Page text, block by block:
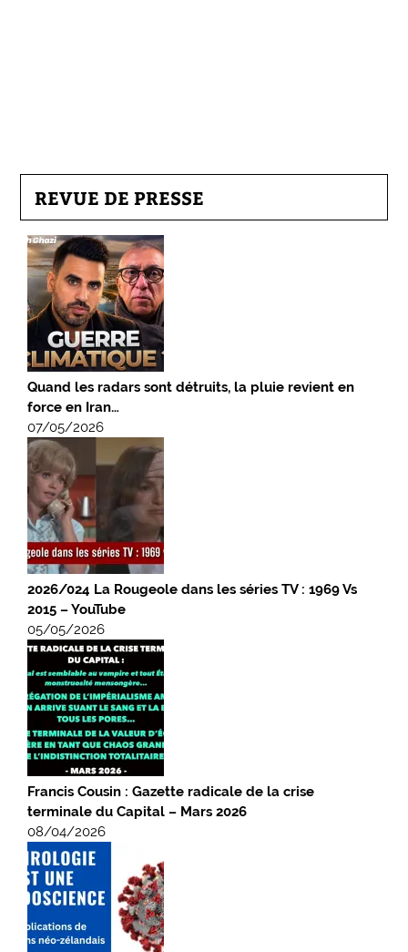
REVUE DE PRESSE
Quand les radars sont détruits, la pluie revient en
force en Iran…
07/05/2026
2026/024 La Rougeole dans les séries TV : 1969 Vs
2015 – YouTube
05/05/2026
Francis Cousin : Gazette radicale de la crise
terminale du Capital – Mars 2026
08/04/2026